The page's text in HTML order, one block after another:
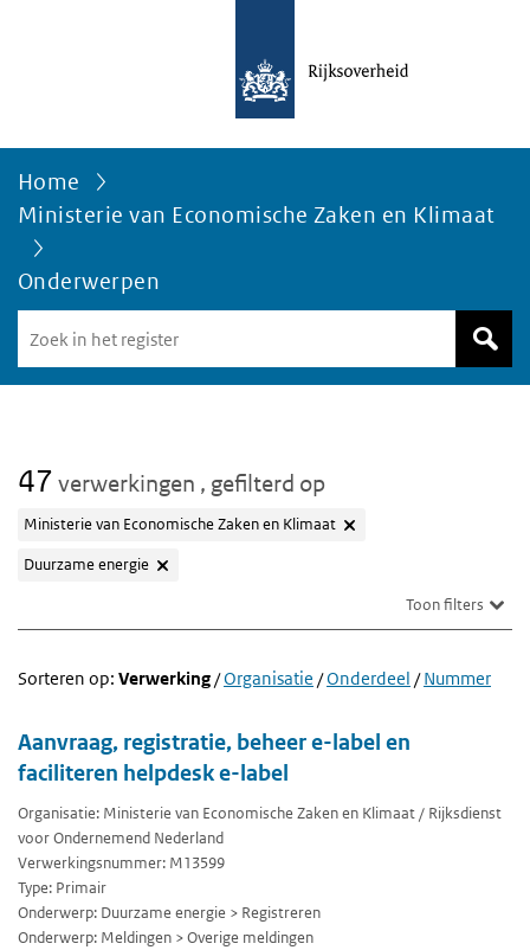
Home
Ministerie van Economische Zaken en Klimaat
Onderwerpen
in
het
47 verwerkingen , gefilterd op
Ministerie van Economische Zaken en Klimaat
Duurzame energie
Toon filters
Sorteren op: Verwerking/Organisatie /Onderdeel /Nummer
Aanvraag, registratie, beheer e-label en
faciliteren helpdesk e-label
Organisatie: Ministerie van Economische Zaken en Klimaat / Rijksdienst
voor Ondernemend Nederland
Verwerkingsnummer: M13599
Type: Primair
Onderwerp: Duurzame energie > Registreren
Onderwerp: Meldingen > Overige meldingen